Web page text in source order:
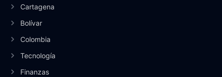
Cartagena
Bolívar
Colombia
Tecnología
Finanzas